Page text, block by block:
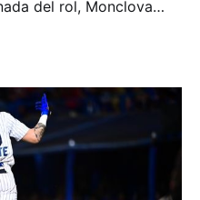
del rol, Monclova
y caras largas